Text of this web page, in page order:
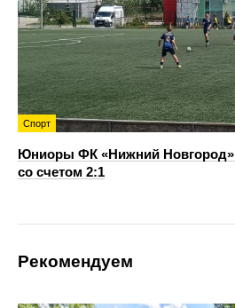
Спорт
Юниоры ФК «Нижний Новгород»
со счетом 2:1
Рекомендуем